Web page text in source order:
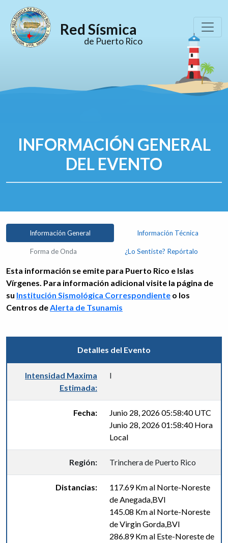
Red Sísmica
de Puerto Rico
INFORMACIÓN GENERAL
DEL EVENTO
Información General Información Técnica
Forma de Onda ¿Lo Sentiste? Repórtalo
Esta información se emite para Puerto Rico e Islas
Vírgenes. Para información adicional visite la página de
su Institución Sismológica Correspondiente o los
Centros deAlerta de Tsunamis
Detalles del Evento
Intensidad Maxima
Estimada:
I
Fecha:
Junio 28, 2026 05:58:40 UTC
Junio 28, 2026 01:58:40 Hora
Local
Región: Trinchera de Puerto Rico
Distancias:
117.69 Km al Norte-Noreste
de Anegada,BVI
145.08 Km al Norte-Noreste
de Virgin Gorda,BVI
286.89 Km al Este-Noreste de